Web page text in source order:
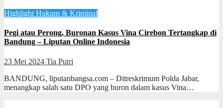
Highlight Hukum & Kriminal
Pegi atau Perong, Buronan Kasus Vina Cirebon Tertangkap di
Bandung – Liputan Online Indonesia
23 Mei 2024 Tia Putri
BANDUNG, liputanbangsa.com – Ditreskrimum Polda Jabar,
menangkap salah satu DPO yang buron dalam kasus Vina…